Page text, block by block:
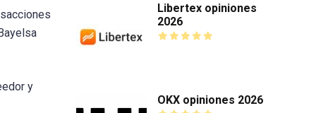
y
Libertex opiniones
2026
OKX opiniones 2026